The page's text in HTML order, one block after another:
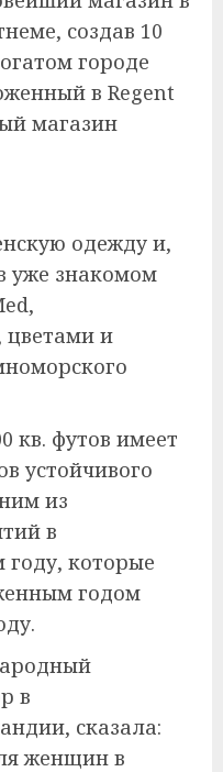
создав 10
городе
в Regent
магазин
одежду и,
уже знакомом
цветами и
кв. футов имеет
устойчивого
из
в
году, которые
годом
в
сказала:
женщин в